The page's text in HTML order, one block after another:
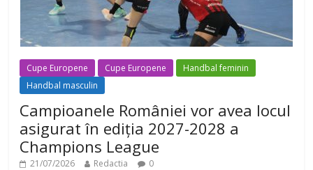
Cupe Europene Cupe Europene
Handbal feminin
Handbal masculin
Campioanele României vor avea locul
asigurat în ediția 2027-2028 a
Champions League
21/07/2026 Redactia 0